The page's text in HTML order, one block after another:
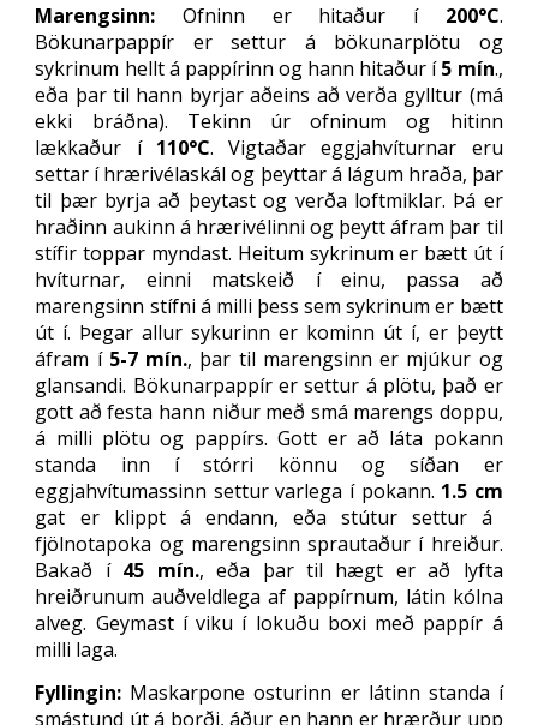
Marengsinn: Ofninn er hitaður í 200°C.
Bökunarpappír er settur á bökunarplötu og
sykrinum hellt á pappírinn og hann hitaður í5 mín.,
eða þar til hann byrjar aðeins að verða gylltur (má
ekki bráðna). Tekinn úr ofninum og hitinn
lækkaður í 110°C. Vigtaðar eggjahvíturnar eru
settar í hrærivélaskál og þeyttar á lágum hraða, þar
til þær byrja að þeytast og verða loftmiklar. Þá er
hraðinn aukinn á hrærivélinni og þeytt áfram þar til
stífir toppar myndast. Heitum sykrinum er bætt út í
hvíturnar, einni matskeið í einu, passa að
marengsinn stífni á milli þess sem sykrinum er bætt
út í. Þegar allur sykurinn er kominn út í, er þeytt
áfram í 5-7 mín., þar til marengsinn er mjúkur og
glansandi. Bökunarpappír er settur á plötu, það er
gott að festa hann niður með smá marengs doppu,
á milli plötu og pappírs. Gott er að láta pokann
standa inn í stórri könnu og síðan er
eggjahvítumassinn settur varlega í pokann. 1.5 cm
gat er klippt á endann, eða stútur settur á
fjölnotapoka og marengsinn sprautaður í hreiður.
Bakað í 45 mín., eða þar til hægt er að lyfta
hreiðrunum auðveldlega af pappírnum, látin kólna
alveg. Geymast í viku í lokuðu boxi með pappír á
milli laga.
Fyllingin: Maskarpone osturinn er látinn standa í
smástund út á borði, áður en hann er hrærður upp